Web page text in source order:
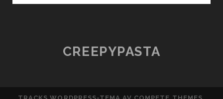
CREEPYPASTA